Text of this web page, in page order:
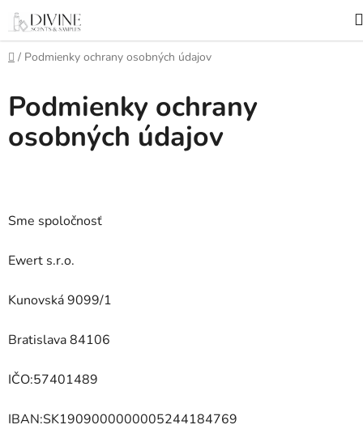
Prejsť
obsah
Domov
/ Podmienky ochrany osobných údajov
Podmienky ochrany
osobných údajov
Sme spoločnosť
Ewert s.r.o.
Kunovská 9099/1
Bratislava 84106
IČO:57401489
IBAN:SK1909000000005244184769